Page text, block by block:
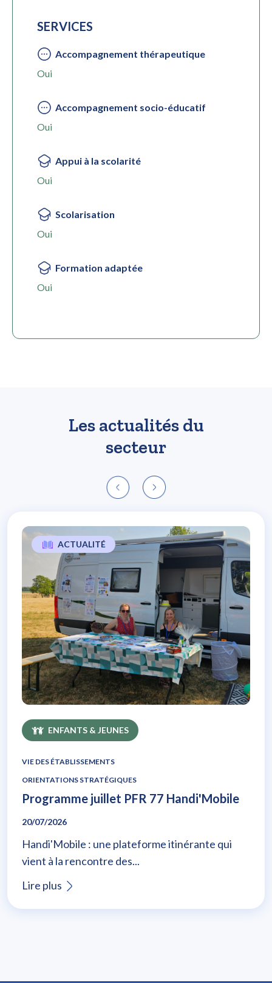
SERVICES
Accompagnement thérapeutique
Oui
Accompagnement socio-éducatif
Oui
Appui à la scolarité
Oui
Scolarisation
Oui
Formation adaptée
Oui
Les actualités du
secteur
ACTUALITÉ
Programme juillet PFR 77 Handi'Mobile
ENFANTS & JEUNES
VIE DES ÉTABLISSEMENTS
ORIENTATIONS STRATÉGIQUES
Programme juillet PFR 77 Handi'Mobile
20/07/2026
Handi'Mobile : une plateforme itinérante qui
vient à la rencontre des...
Lire plus